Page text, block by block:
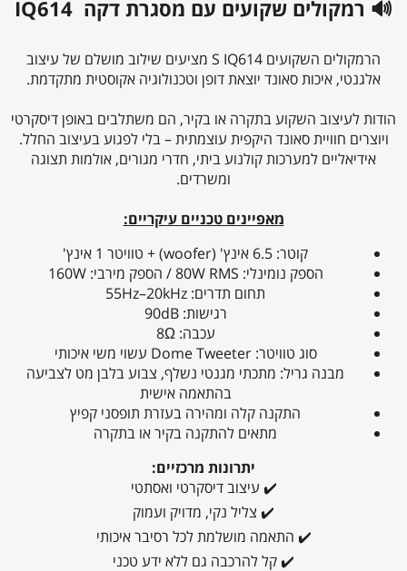
🔊 רמקולים שקועים עם מסגרת דקה IQ614
הרמקולים השקועים S IQ614 מציעים שילוב מושלם של עיצוב
אלגנטי, איכות סאונד יוצאת דופן וטכנולוגיה אקוסטית מתקדמת.
הודות לעיצוב השקוע בתקרה או בקיר, הם משתלבים באופן דיסקרטי
ויוצרים חוויית סאונד היקפית עוצמתית – בלי לפגוע בעיצוב החלל.
אידיאליים למערכות קולנוע ביתי, חדרי מגורים, אולמות תצוגה
ומשרדים.
מאפיינים טכניים עיקריים:
‏קוטר: ‎6.5 אינץ' (woofer) + טוויטר ‎1 אינץ'‎
‏הספק נומינלי: ‎80W RMS‎ / הספק מירבי: ‎160W‎
‏תחום תדרים: ‎55Hz–20kHz‎
‏רגישות: ‎90dB‎
‏עכבה: ‎8Ω‎
‏סוג טוויטר: Dome Tweeter‎ עשוי משי איכותי
‏מבנה גריל: מתכתי מגנטי נשלף, צבוע בלבן מט לצביעה
בהתאמה אישית
‏התקנה קלה ומהירה בעזרת תופסני קפיץ
‏מתאים להתקנה בקיר או בתקרה
יתרונות מרכזיים:
✔️ עיצוב דיסקרטי ואסתטי
✔️ צליל נקי, מדויק ועמוק
✔️ התאמה מושלמת לכל רסיבר איכותי
✔️ קל להרכבה גם ללא ידע טכני